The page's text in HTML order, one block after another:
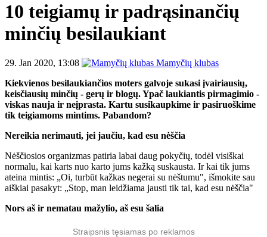
10 teigiamų ir padrąsinančių
minčių besilaukiant
29. Jan 2020, 13:08
Mamyčių klubas
Kiekvienos besilaukiančios moters galvoje sukasi įvairiausių,
keisčiausių minčių - gerų ir blogų. Ypač laukiantis pirmagimio -
viskas nauja ir neįprasta. Kartu susikaupkime ir pasiruoškime
tik teigiamoms mintims. Pabandom?
Nereikia nerimauti, jei jaučiu, kad esu nėščia
Nėščiosios organizmas patiria labai daug pokyčių, todėl visiškai
normalu, kai karts nuo karto jums kažką suskausta. Ir kai tik jums
ateina mintis: „Oi, turbūt kažkas negerai su nėštumu", išmokite sau
aiškiai pasakyt: „Stop, man leidžiama jausti tik tai, kad esu nėščia"
Nors aš ir nematau mažylio, aš esu šalia
Straipsnis tęsiamas po reklamos